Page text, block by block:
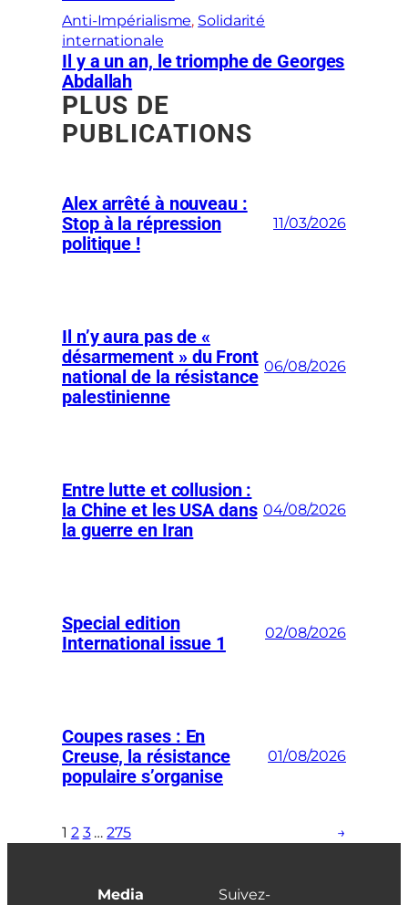
Anti-Impérialisme, Solidarité
internationale
Il y a un an, le triomphe de Georges
Abdallah
PLUS DE
PUBLICATIONS
Alex arrêté à nouveau :
Stop à la répression
politique !
11/03/2026
Il n’y aura pas de «
désarmement » du Front
national de la résistance
palestinienne
06/08/2026
Entre lutte et collusion :
la Chine et les USA dans
la guerre en Iran
04/08/2026
Special edition
International issue 1
02/08/2026
Coupes rases : En
Creuse, la résistance
populaire s’organise
01/08/2026
1 2 3 … 275 →
Media
Suivez-